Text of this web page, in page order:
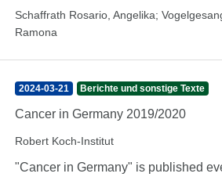
Schaffrath Rosario, Angelika;
Ramona
2024-03-21 Berichte und sonstige Texte
Cancer in Germany 2019/2020
Robert Koch-Institut
"Cancer in Germany" is published